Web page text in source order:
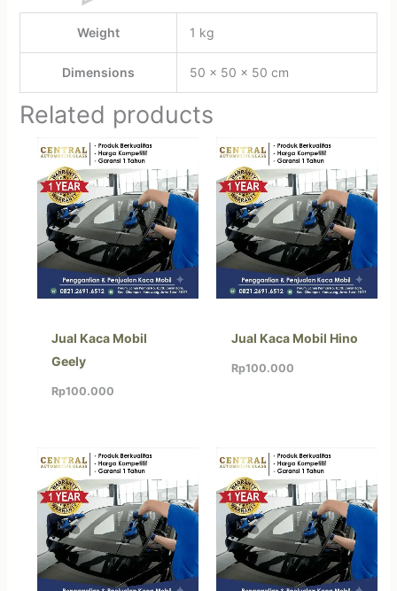
Weight 1 kg
Dimensions 50 × 50 × 50 cm
Related products
Jual Kaca Mobil
Geely
Rp100.000
Jual Kaca Mobil Hino
Rp100.000